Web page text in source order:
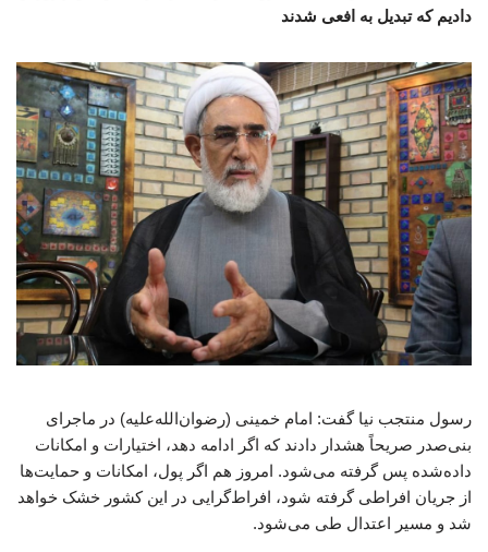
دادیم که تبدیل به افعی شدند
رسول منتجب نیا گفت: امام خمینی (رضوان‌الله‌علیه) در ماجرای
بنی‌صدر صریحاً هشدار دادند که اگر ادامه دهد، اختیارات و امکانات
داده‌شده پس گرفته می‌شود. امروز هم اگر پول، امکانات و حمایت‌ها
از جریان افراطی گرفته شود، افراط‌گرایی در این کشور خشک خواهد
شد و مسیر اعتدال طی می‌شود.